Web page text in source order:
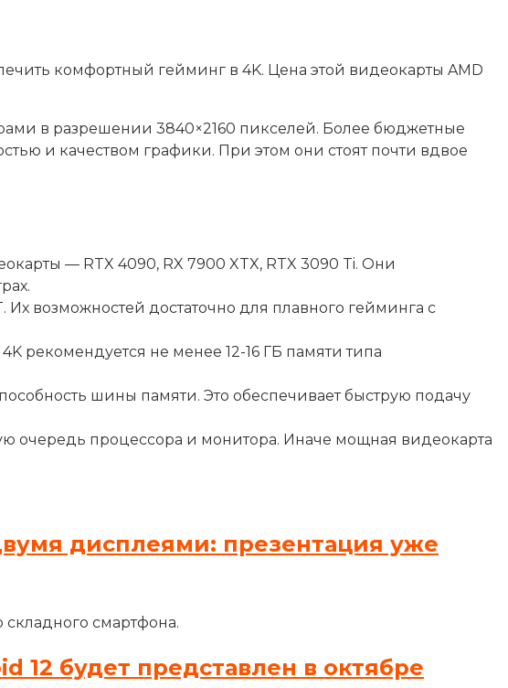
комфортный гейминг в 4K. Цена этой видеокарты AMD
в разрешении 3840×2160 пикселей. Более бюджетные
и качеством графики. При этом они стоят почти вдвое
— RTX 4090, RX 7900 XTX, RTX 3090 Ti. Они
возможностей достаточно для плавного гейминга с
рекомендуется не менее 12-16 ГБ памяти типа
шины памяти. Это обеспечивает быструю подачу
очередь процессора и монитора. Иначе мощная видеокарта
дисплеями: презентация уже
смартфона.
12 будет представлен в октябре